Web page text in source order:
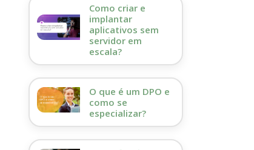
Como criar e
implantar
aplicativos sem
servidor em
escala?
O que é um DPO e
como se
especializar?